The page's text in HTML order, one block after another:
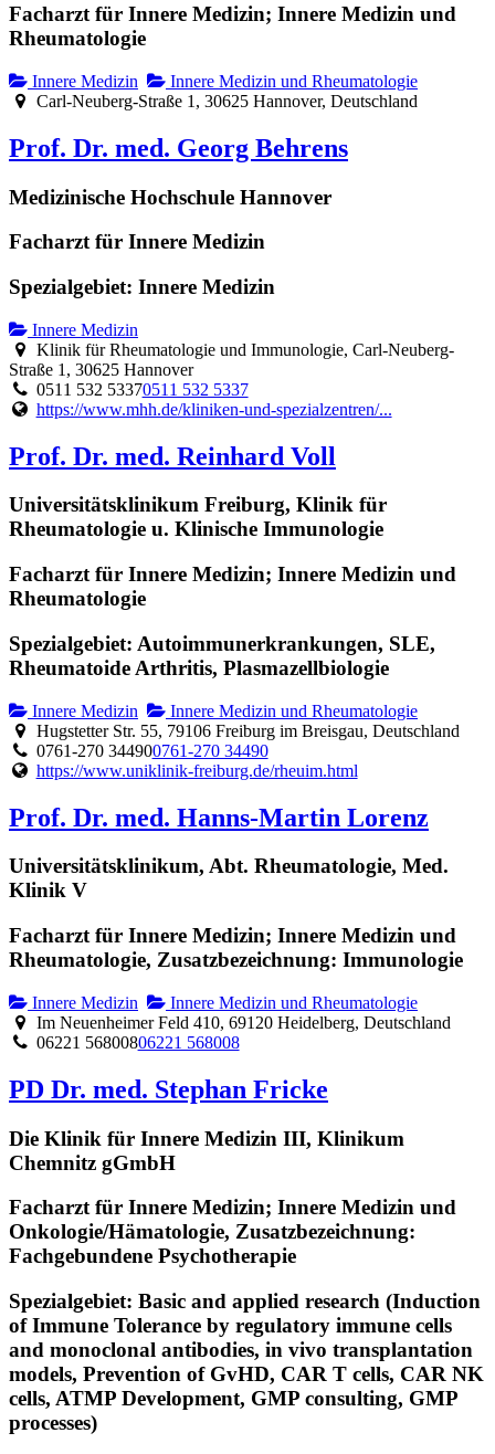
Facharzt für Innere Medizin; Innere Medizin und
Rheumatologie
Innere Medizin
Innere Medizin und Rheumatologie
Carl-Neuberg-Straße 1, 30625 Hannover, Deutschland
Prof. Dr. med. Georg Behrens
Medizinische Hochschule Hannover
Facharzt für Innere Medizin
Spezialgebiet: Innere Medizin
Innere Medizin
Klinik für Rheumatologie und Immunologie, Carl-Neuberg-
Straße 1, 30625 Hannover
0511 532 53370511 532 5337
https://www.mhh.de/kliniken-und-spezialzentren/...
Prof. Dr. med. Reinhard Voll
Universitätsklinikum Freiburg, Klinik für
Rheumatologie u. Klinische Immunologie
Facharzt für Innere Medizin; Innere Medizin und
Rheumatologie
Spezialgebiet: Autoimmunerkrankungen, SLE,
Rheumatoide Arthritis, Plasmazellbiologie
Innere Medizin
Innere Medizin und Rheumatologie
Hugstetter Str. 55, 79106 Freiburg im Breisgau, Deutschland
0761-270 344900761-270 34490
https://www.uniklinik-freiburg.de/rheuim.html
Prof. Dr. med. Hanns-Martin Lorenz
Universitätsklinikum, Abt. Rheumatologie, Med.
Klinik V
Facharzt für Innere Medizin; Innere Medizin und
Rheumatologie, Zusatzbezeichnung: Immunologie
Innere Medizin
Innere Medizin und Rheumatologie
Im Neuenheimer Feld 410, 69120 Heidelberg, Deutschland
06221 56800806221 568008
PD Dr. med. Stephan Fricke
Die Klinik für Innere Medizin III, Klinikum
Chemnitz gGmbH
Facharzt für Innere Medizin; Innere Medizin und
Onkologie/Hämatologie, Zusatzbezeichnung:
Fachgebundene Psychotherapie
Spezialgebiet: Basic and applied research (Induction
of Immune Tolerance by regulatory immune cells
and monoclonal antibodies, in vivo transplantation
models, Prevention of GvHD, CAR T cells, CAR NK
cells, ATMP Development, GMP consulting, GMP
processes)